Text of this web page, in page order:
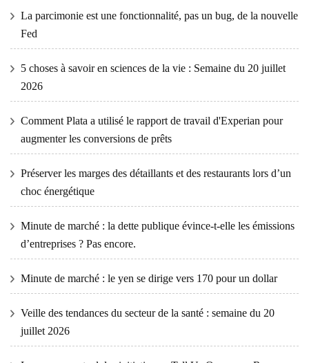
La parcimonie est une fonctionnalité, pas un bug, de la nouvelle
Fed
5 choses à savoir en sciences de la vie : Semaine du 20 juillet
2026
Comment Plata a utilisé le rapport de travail d'Experian pour
augmenter les conversions de prêts
Préserver les marges des détaillants et des restaurants lors d’un
choc énergétique
Minute de marché : la dette publique évince-t-elle les émissions
d’entreprises ? Pas encore.
Minute de marché : le yen se dirige vers 170 pour un dollar
Veille des tendances du secteur de la santé : semaine du 20
juillet 2026